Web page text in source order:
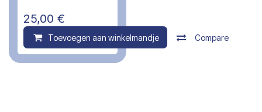
25,00 €
Toevoegen aan winkelmandje Compare